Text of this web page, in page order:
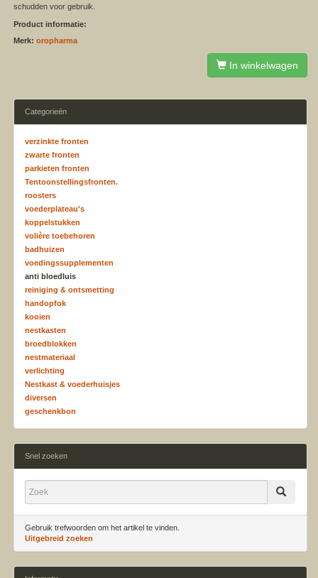
schudden voor gebruik.
Product informatie:
Merk:oropharma
In winkelwagen
Categorieën
verzinkte fronten
zwarte fronten
parkieten fronten
Tentoonstellingsfronten.
roosters
voederplateau's
koppelstukken
volière toebehoren
badhuizen
voedingssupplementen
anti bloedluis
reiniging & ontsmetting
handopfok
kooien
nestkasten
broedblokken
nestmateriaal
verlichting
Nestkast & voederhuisjes
diversen
geschenkbon
Snel zoeken
Gebruik trefwoorden om het artikel te vinden.
Uitgebreid zoeken